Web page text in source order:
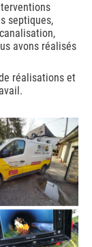
septiques,
avons réalisés
réalisations et